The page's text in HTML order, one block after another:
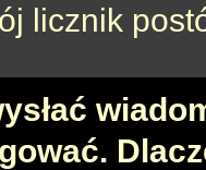
licznik